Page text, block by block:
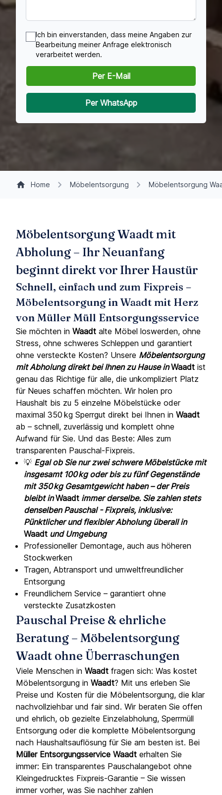
Ich bin einverstanden, dass meine Angaben zur
Bearbeitung meiner Anfrage elektronisch
verarbeitet werden.
Per E-Mail
Per WhatsApp
Home Möbelentsorgung Möbelentsorgung
Möbelentsorgung Waadt mit
Abholung – Ihr Neuanfang
beginnt direkt vor Ihrer Haustür
Schnell, einfach und zum Fixpreis –
Möbelentsorgung in Waadt mit Herz
von Müller Müll Entsorgungsservice
Sie möchten in Waadt alte Möbel loswerden, ohne
Stress, ohne schweres Schleppen und garantiert
ohne versteckte Kosten? Unsere Möbelentsorgung
mit Abholung direkt bei Ihnen zu Hause inWaadt ist
genau das Richtige für alle, die unkompliziert Platz
für Neues schaffen möchten. Wir holen pro
Haushalt bis zu 5 einzelne Möbelstücke oder
maximal 350 kg Sperrgut direkt bei Ihnen in Waadt
ab – schnell, zuverlässig und komplett ohne
Aufwand für Sie. Und das Beste: Alles zum
transparenten Pauschal-Fixpreis.
💡 Egal ob Sie nur zwei schwere Möbelstücke mit
insgesamt 100 kg oder bis zu fünf Gegenstände
mit 350 kg Gesamtgewicht haben – der Preis
bleibt inWaadt immer derselbe. Sie zahlen stets
denselben Pauschal - Fixpreis, inklusive:
Pünktlicher und flexibler Abholung überall in
Waadt und Umgebung
Professioneller Demontage, auch aus höheren
Stockwerken
Tragen, Abtransport und umweltfreundlicher
Entsorgung
Freundlichem Service – garantiert ohne
versteckte Zusatzkosten
Pauschal Preise & ehrliche
Beratung – Möbelentsorgung
Waadt ohne Überraschungen
Viele Menschen in Waadt fragen sich: Was kostet
Möbelentsorgung in Waadt? Mit uns erleben Sie
Preise und Kosten für die Möbelentsorgung, die klar
nachvollziehbar und fair sind. Wir beraten Sie offen
und ehrlich, ob gezielte Einzelabholung, Sperrmüll
Entsorgung oder die komplette Möbelentsorgung
nach Haushaltsauflösung für Sie am besten ist. Bei
Müller Entsorgungsservice Waadt erhalten Sie
immer: Ein transparentes Pauschalangebot ohne
Kleingedrucktes Fixpreis-Garantie – Sie wissen
immer vorher, was Sie nachher zahlen